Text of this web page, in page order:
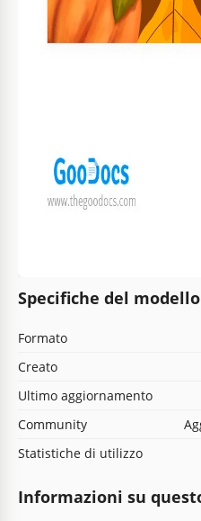
Specifiche del modello
Formato
Creato
Ultimo aggiornamento
Community
Statistiche di utilizzo
Informazioni su